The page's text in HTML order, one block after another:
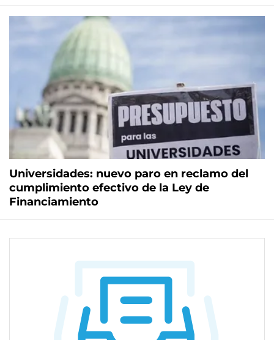
Universidades: nuevo paro en reclamo del
cumplimiento efectivo de la Ley de
Financiamiento